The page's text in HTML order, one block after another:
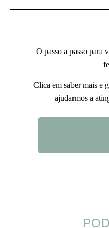
O passo a passo para
Clica em saber mais e
ajudarmos a